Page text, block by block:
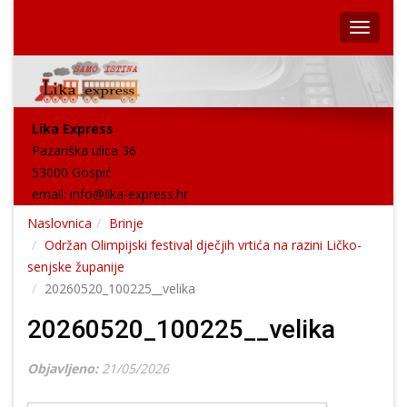
Lika Express
Pazariška ulica 36
53000 Gospić
email: info@lika-express.hr
Naslovnica
Brinje
Održan Olimpijski festival dječjih vrtića na razini Ličko-
senjske županije
20260520_100225__velika
20260520_100225__velika
Objavljeno: 21/05/2026